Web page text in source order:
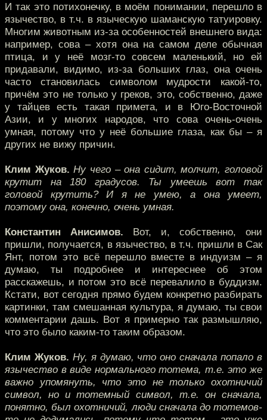
И так это потихонечку, в моём понимании, перешло в
язычество, в т.ч. в языческую шаманскую татуировку.
Многим животным из-за особенностей внешнего вида:
например, сова – хотя она на самом деле обычная
птица, и у неё мозг-то совсем маленький, но ей
придавали, видимо, из-за больших глаз, она очень
часто становилась символом мудрости какой-то,
причём это не только у греков, это, собственно, даже
у тайцев есть такая примета, и в Юго-Восточной
Азии, и у многих народов, что сова очень-очень
умная, потому что у неё большие глаза, как бы – я
других не вижу причин.
Клим Жуков. Ну чего – она сидит, молчит, головой
крутит на 180 градусов. Ты умеешь вот так
головой крутить? И я не умею, а она умеет,
поэтому она, конечно, очень умная.
Константин Анисимов. Вот, и, собственно, они
пришли, получается, в язычество, в т.ч. пришли в Сак
Янт, потом это всё перешло вместе в индуизм – я
думаю, ты подробнее и интереснее об этом
расскажешь, и потом это всё перевалило в буддизм.
Кстати, вот сегодня прямо будем конкретно разбирать
картинки, там смешанная культура, я думаю, ты свои
комментарии дашь. Вот я примерно так размышляю,
что это было каким-то таким образом.
Клим Жуков. Ну, я думаю, что оно сначала попало в
язычество в виде нормального тотема, т.е. это же
важно упомянуть, что это не только охотничий
символ, но и тотемный символ, т.е. он сначала,
понятно, был охотничий, люди сначала до тотемов-